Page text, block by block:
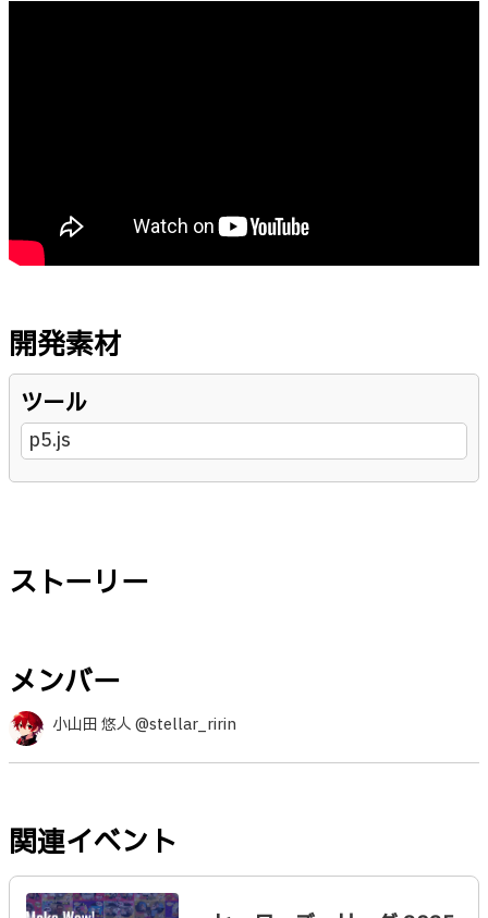
開発素材
ツール
p5.js
ストーリー
メンバー
小山田 悠人 @stellar_ririn
関連イベント